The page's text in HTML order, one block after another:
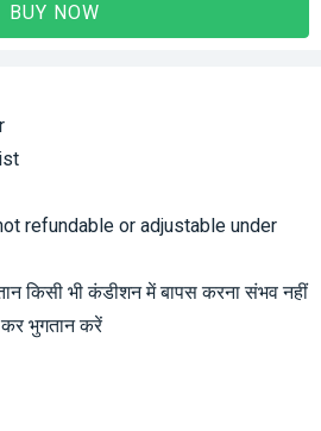
BUY NOW
refundable or adjustable under
किसी भी कंडीशन में बापस करना संभव नहीं
भुगतान करें